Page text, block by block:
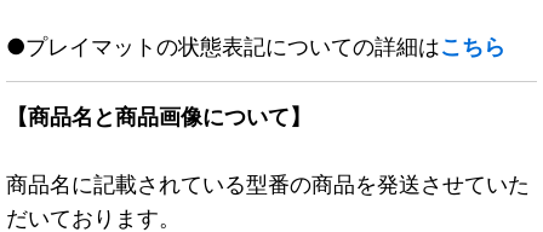
●プレイマットの状態表記についての詳細はこちら
【商品名と商品画像について】
商品名に記載されている型番の商品を発送させていた
だいております。